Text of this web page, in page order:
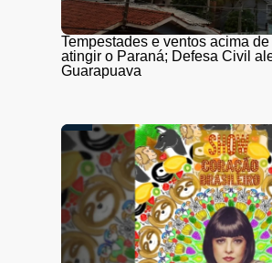
Tempestades e ventos acima
atingir o Paraná; Defesa Civil
Guarapuava